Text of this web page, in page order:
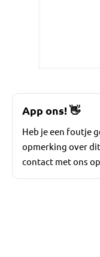
App ons!👋
Heb je een foutje
opmerking over
contact met ons